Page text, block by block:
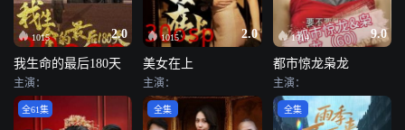
1015 2.0
我生命的最后180天
主演：
1015 2.0
美女在上
主演：
1014 9.0
都市惊龙枭龙
主演：
全61集 全集 全集